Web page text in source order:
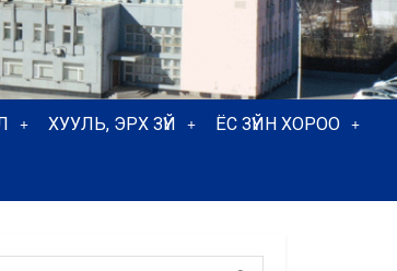
ХУУЛЬ, ЭРХ ЗҮЙ ЁС ЗҮЙН ХОРОО